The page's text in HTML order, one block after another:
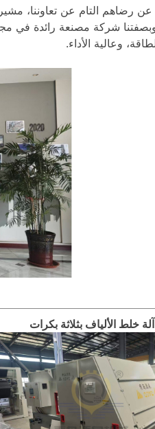
رضاهم التام عن تعاوننا،
وبصفتنا شركة مصنعة رائدة في
وعالية الأداء.
آلة خلط الألياف بثلاثة بكرات